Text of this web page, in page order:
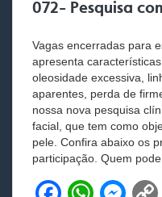
072- Pesquisa
Vagas encerradas para
apresenta
oleosidade excessiva,
aparentes, perda de
nossa nova pesquisa
facial, que tem como
pele. Confira abaixo os
participação. Quem